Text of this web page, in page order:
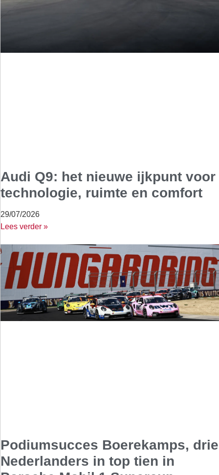
Audi Q9: het nieuwe ijkpunt voor
technologie, ruimte en comfort
29/07/2026
Lees verder »
Podiumsucces Boerekamps, drie
Nederlanders in top tien in